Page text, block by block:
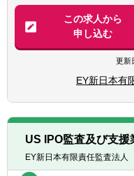
■経理
■経理
は別メ
■SAP
の高度
ポート
トしま
■業務
■デー
グ・ユ
【魅力
■海外
この求人から
申し込む
更新
EY新日本有
US IPO監査及び支援
EY新日本有限責任監査法人